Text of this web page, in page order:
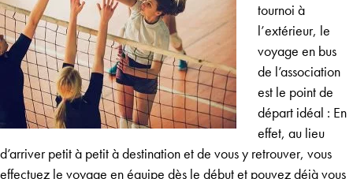
tournoi à
l’extérieur, le
voyage en bus
de l’association
est le point de
départ idéal : En
effet, au lieu
d’arriver petit à petit à destination et de vous y retrouver, vous
effectuez le voyage en équipe dès le début et pouvez déjà vous